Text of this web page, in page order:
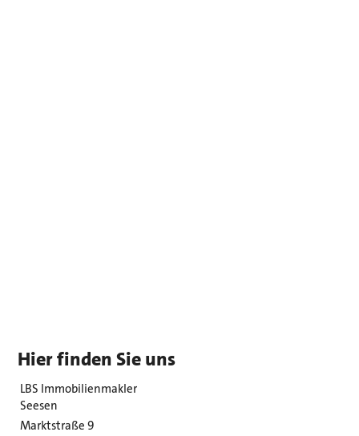
Hier finden Sie uns
LBS Immobilienmakler
Seesen
Marktstraße 9